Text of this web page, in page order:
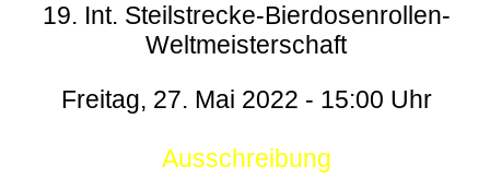
19. Int. Steilstrecke-Bierdosenrollen-
Weltmeisterschaft
Freitag, 27. Mai 2022 - 15:00 Uhr
Ausschreibung